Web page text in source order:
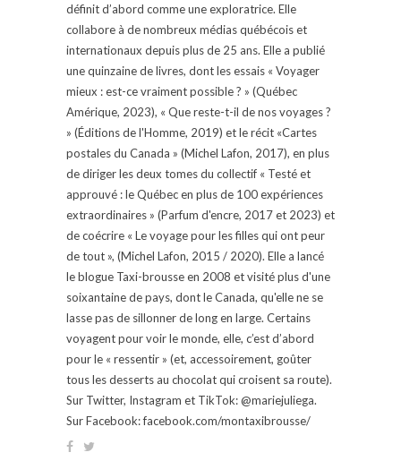
définit d’abord comme une exploratrice. Elle
collabore à de nombreux médias québécois et
internationaux depuis plus de 25 ans. Elle a publié
une quinzaine de livres, dont les essais « Voyager
mieux : est-ce vraiment possible ? » (Québec
Amérique, 2023), « Que reste-t-il de nos voyages ?
» (Éditions de l'Homme, 2019) et le récit «Cartes
postales du Canada » (Michel Lafon, 2017), en plus
de diriger les deux tomes du collectif « Testé et
approuvé : le Québec en plus de 100 expériences
extraordinaires » (Parfum d'encre, 2017 et 2023) et
de coécrire « Le voyage pour les filles qui ont peur
de tout », (Michel Lafon, 2015 / 2020). Elle a lancé
le blogue Taxi-brousse en 2008 et visité plus d'une
soixantaine de pays, dont le Canada, qu'elle ne se
lasse pas de sillonner de long en large. Certains
voyagent pour voir le monde, elle, c’est d’abord
pour le « ressentir » (et, accessoirement, goûter
tous les desserts au chocolat qui croisent sa route).
Sur Twitter, Instagram et TikTok: @mariejuliega.
Sur Facebook: facebook.com/montaxibrousse/